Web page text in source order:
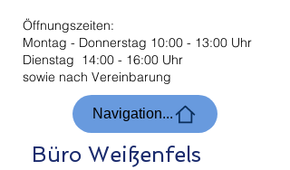
Öffnungszeiten:
Montag - Donnerstag 10:00 - 13:00 Uhr
Dienstag 14:00 - 16:00 Uhr
sowie nach Vereinbarung
Navigation...
Büro Weißenfels